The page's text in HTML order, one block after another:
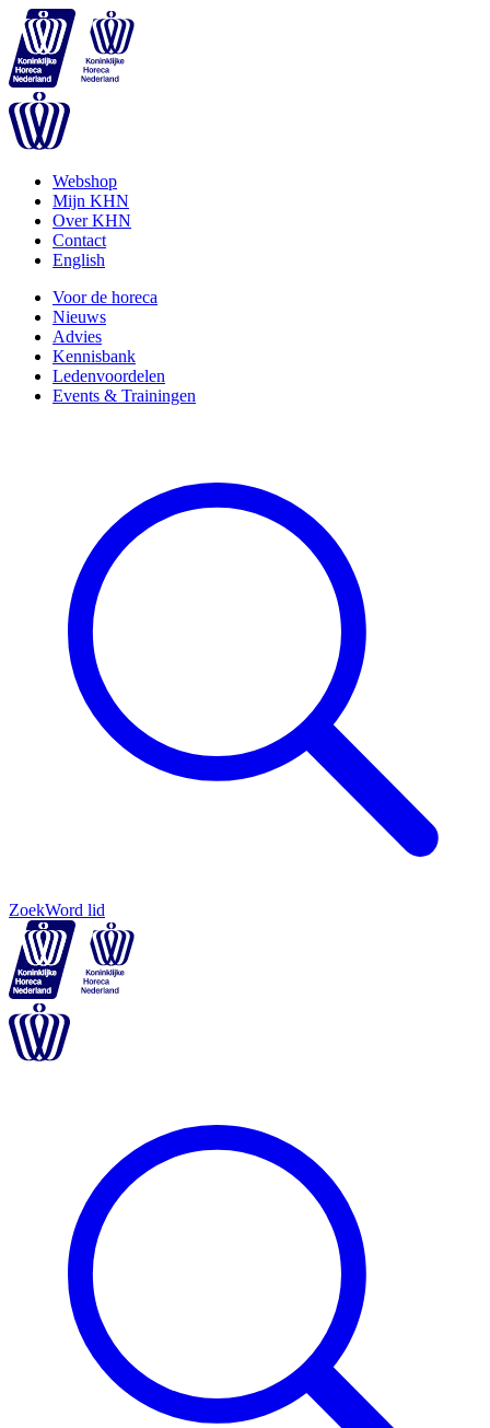
Webshop
Mijn KHN
Over KHN
Contact
English
Voor de horeca
Nieuws
Advies
Kennisbank
Ledenvoordelen
Events & Trainingen
ZoekWord lid